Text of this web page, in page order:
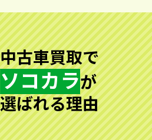
中古車買取で
ソコカラが
選ばれる理由